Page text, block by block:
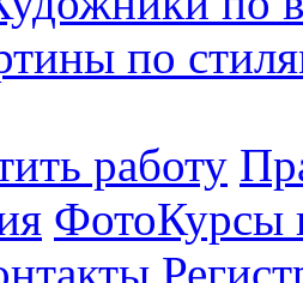
по
работу
ФотоКурсы